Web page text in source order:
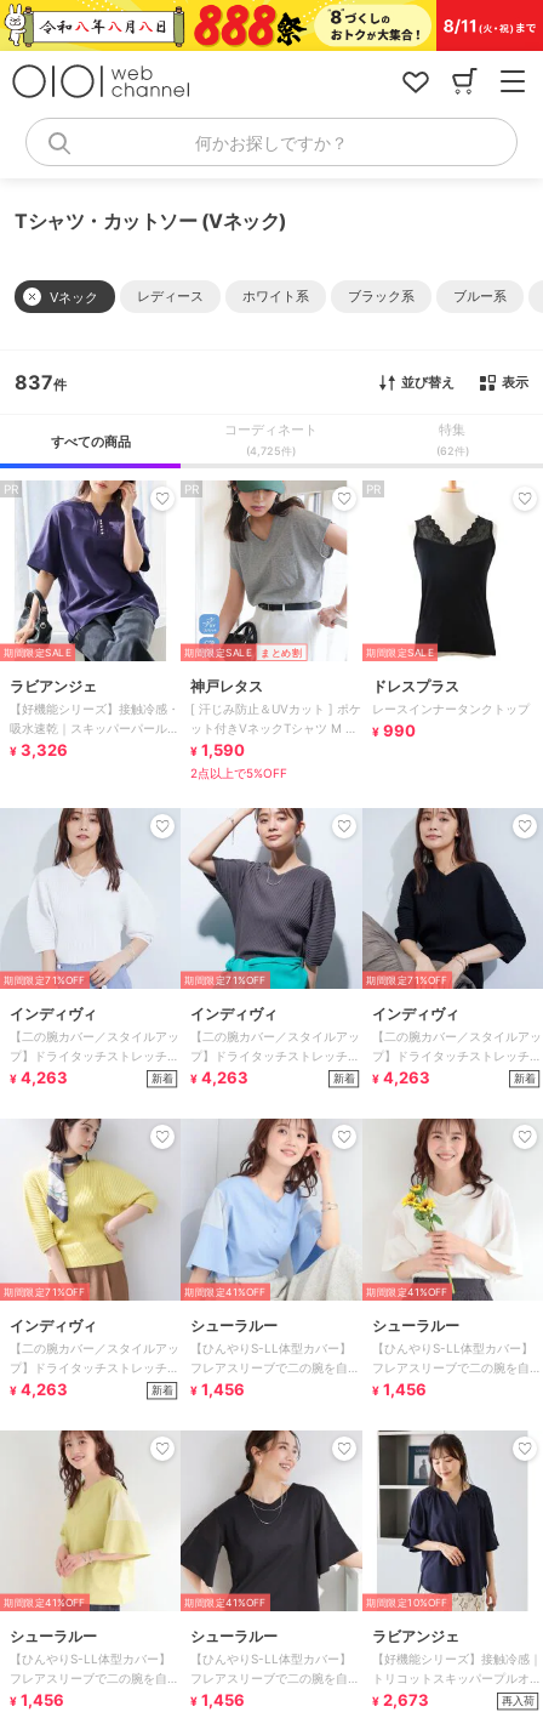
コ
ン
何かお探しですか？
Tシャツ・カットソー (Vネック)
Vネック レディース ホワイト系 ブラック系 ブルー系
837 並び替え 表示
すべての商品
コーディネート
(4,725件)
特集
(62件)
PR
期間限定SALE
ラビアンジェ
【好機能シリーズ】接触冷感・
吸水速乾｜スキッパーパールプ
ルオーバー
¥ 3,326
PR
期間限定SALE まとめ割
神戸レタス
[ 汗じみ防止＆UVカット ] ポケ
ット付きVネックTシャツ M L
XL [C7575]
¥ 1,590
2点以上で5%OFF
PR
期間限定SALE
ドレスプラス
レースインナータンクトップ
¥ 990
期間限定71%OFF
インディヴィ
【二の腕カバー／スタイルアッ
プ】ドライタッチストレッチニ
ット
¥ 4,263 新着
期間限定71%OFF
インディヴィ
【二の腕カバー／スタイルアッ
プ】ドライタッチストレッチニ
ット
¥ 4,263 新着
期間限定71%OFF
インディヴィ
【二の腕カバー／スタイルアッ
プ】ドライタッチストレッチニ
ット
¥ 4,263 新着
期間限定71%OFF
インディヴィ
【二の腕カバー／スタイルアッ
プ】ドライタッチストレッチニ
ット
¥ 4,263 新着
期間限定41%OFF
シューラルー
【ひんやりS-LL体型カバー】
フレアスリーブで二の腕を自然
に隠せる 浅VネックTシャツ
¥ 1,456
期間限定41%OFF
シューラルー
【ひんやりS-LL体型カバー】
フレアスリーブで二の腕を自然
に隠せる 浅VネックTシャツ
¥ 1,456
期間限定41%OFF
シューラルー
【ひんやりS-LL体型カバー】
フレアスリーブで二の腕を自然
に隠せる 浅VネックTシャツ
¥ 1,456
期間限定41%OFF
シューラルー
【ひんやりS-LL体型カバー】
フレアスリーブで二の腕を自然
に隠せる 浅VネックTシャツ
¥ 1,456
期間限定10%OFF
ラビアンジェ
【好機能シリーズ】接触冷感｜
トリコットスキッパープルオー
バー｜オフィスカジュアル/き
¥ 2,673 再入荷